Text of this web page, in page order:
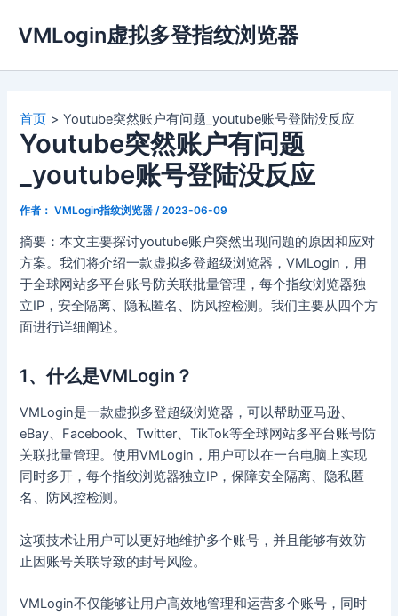
容
VMLogin虚拟多登指纹浏览器
首页 Youtube突然账户有问题_youtube账号登陆没反应
Youtube突然账户有问题
_youtube账号登陆没反应
作者： VMLogin指纹浏览器 /2023-06-09
摘要：本文主要探讨youtube账户突然出现问题的原因和应对
方案。我们将介绍一款虚拟多登超级浏览器，VMLogin，用
于全球网站多平台账号防关联批量管理，每个指纹浏览器独
立IP，安全隔离、隐私匿名、防风控检测。我们主要从四个方
面进行详细阐述。
1、什么是VMLogin？
VMLogin是一款虚拟多登超级浏览器，可以帮助亚马逊、
eBay、Facebook、Twitter、TikTok等全球网站多平台账号防
关联批量管理。使用VMLogin，用户可以在一台电脑上实现
同时多开，每个指纹浏览器独立IP，保障安全隔离、隐私匿
名、防风控检测。
这项技术让用户可以更好地维护多个账号，并且能够有效防
止因账号关联导致的封号风险。
VMLogin不仅能够让用户高效地管理和运营多个账号，同时